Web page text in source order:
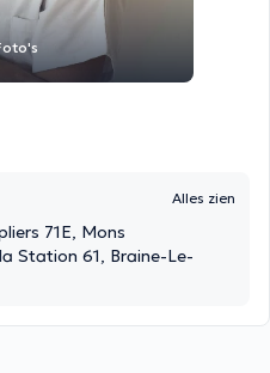
Alles zien
71E, Mons
Station 61, Braine-Le-